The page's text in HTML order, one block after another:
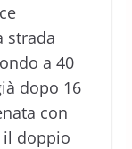
strada
a 40
dopo 16
con
il doppio